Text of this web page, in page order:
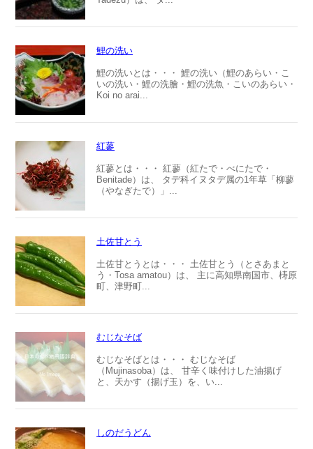
鯉の洗い
鯉の洗いとは・・・ 鯉の洗い（鯉のあらい・こ
いの洗い・鯉の洗膾・鯉の洗魚・こいのあらい・
Koi no arai...
紅蓼
紅蓼とは・・・ 紅蓼（紅たで・べにたで・
Benitade）は、 タデ科イヌタデ属の1年草「柳蓼
（やなぎたで）」...
土佐甘とう
土佐甘とうとは・・・ 土佐甘とう（とさあまと
う・Tosa amatou）は、 主に高知県南国市、梼原
町、津野町...
むじなそば
むじなそばとは・・・ むじなそば
（Mujinasoba）は、 甘辛く味付けした油揚げ
と、天かす（揚げ玉）を、い...
しのだうどん